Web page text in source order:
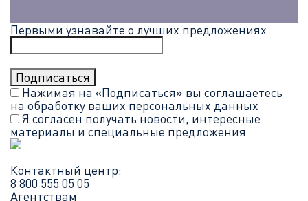
Первыми узнавайте о лучших предложениях
Нажимая на «Подписаться» вы соглашаетесь
на обработку ваших персональных данных
Я согласен получать новости, интересные
материалы и специальные предложения
Контактный центр:
8 800 555 05 05
Агентствам